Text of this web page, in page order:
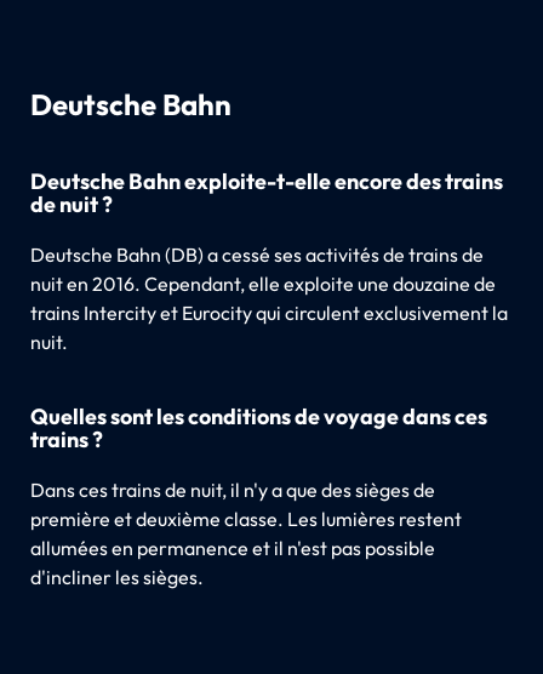
Deutsche Bahn
Deutsche Bahn exploite-t-elle encore des trains
de nuit ?
Deutsche Bahn (DB) a cessé ses activités de trains de
nuit en 2016. Cependant, elle exploite une douzaine de
trains Intercity et Eurocity qui circulent exclusivement la
nuit.
Quelles sont les conditions de voyage dans ces
trains ?
Dans ces trains de nuit, il n'y a que des sièges de
première et deuxième classe. Les lumières restent
allumées en permanence et il n'est pas possible
d'incliner les sièges.